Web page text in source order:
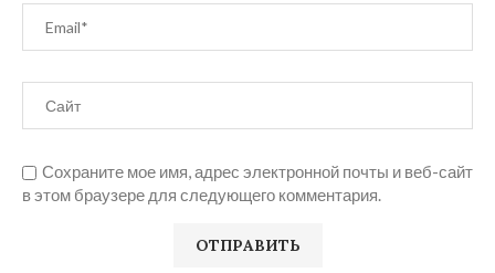
Сохраните мое имя, адрес электронной почты и веб-сайт
в этом браузере для следующего комментария.